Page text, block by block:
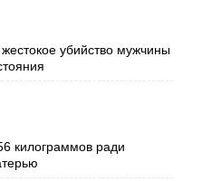
убийство мужчины
килограммов ради